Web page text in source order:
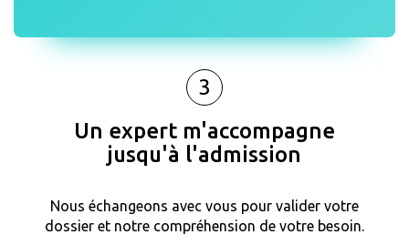
3
Un expert m'accompagne
jusqu'à l'admission
Nous échangeons avec vous pour valider votre
dossier et notre compréhension de votre besoin.